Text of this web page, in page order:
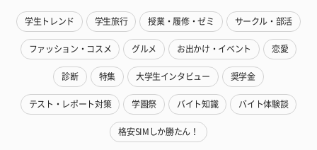
学生トレンド 学生旅行 授業・履修・ゼミ サークル・部活
ファッション・コスメ グルメ お出かけ・イベント 恋愛
診断 特集 大学生インタビュー 奨学金
テスト・レポート対策 学園祭 バイト知識 バイト体験談
格安SIMしか勝たん！